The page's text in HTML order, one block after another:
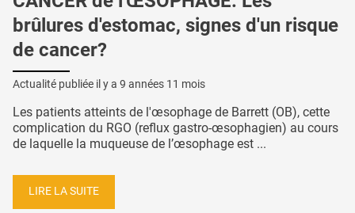
brûlures d'estomac, signes d'un risque
de cancer?
Actualité publiée il y a 9 années 11 mois
Les patients atteints de l'œsophage de Barrett (OB), cette
complication du RGO (reflux gastro-œsophagien) au cours
de laquelle la muqueuse de l’œsophage est ...
LIRE LA SUITE